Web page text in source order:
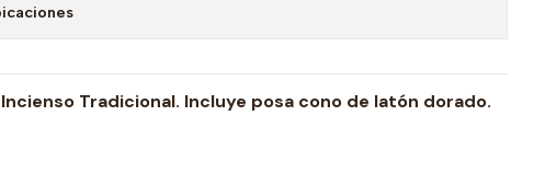
Tradicional. Incluye posa cono de latón dorado.